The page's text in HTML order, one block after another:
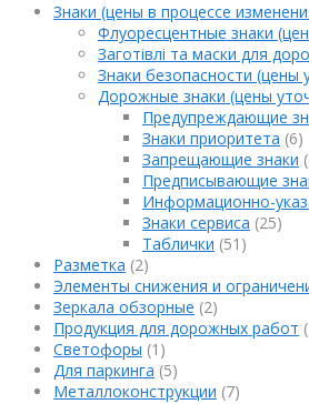
Знаки (цены в процессе
Флуоресцентные знаки
Заготівлі та маски для
Знаки безопасности (цены
Дорожные знаки (цены
Предупреждающие
Знаки приоритета (6)
Запрещающие знаки
Предписывающие
Информационно-
Знаки сервиса (25)
Таблички (51)
Разметка (2)
Элементы снижения и
Зеркала обзорные (2)
Продукция для дорожных работ
Светофоры (1)
Для паркинга (5)
Металлоконструкции (7)